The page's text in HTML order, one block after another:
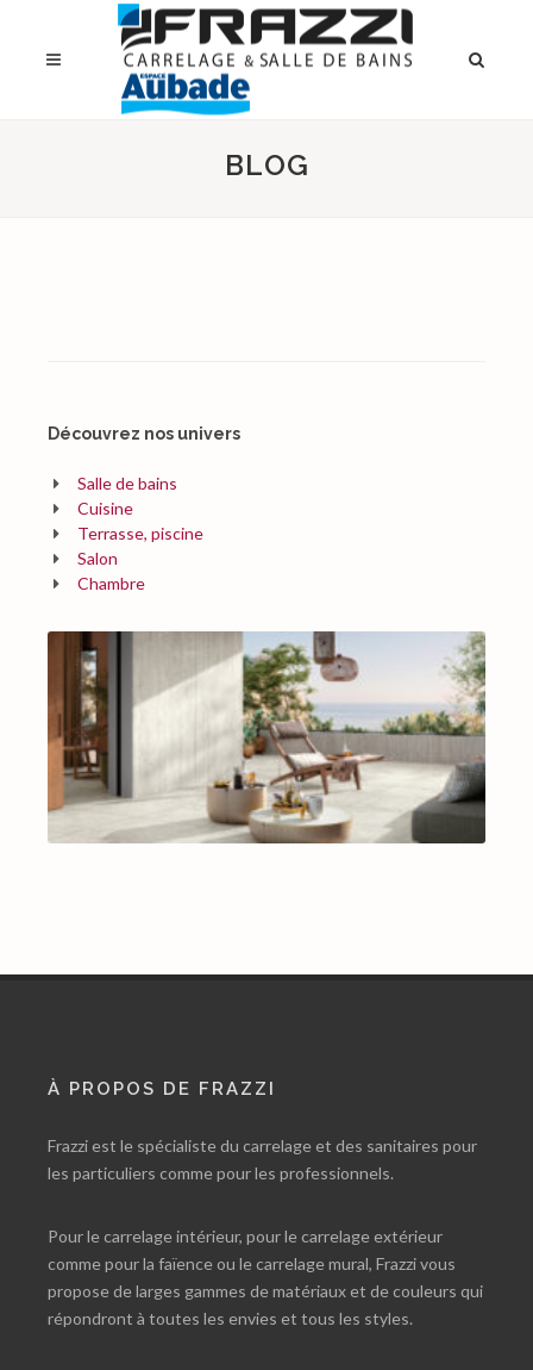
BLOG
Découvrez nos univers
Salle de bains
Cuisine
Terrasse, piscine
Salon
Chambre
À PROPOS DE FRAZZI
Frazzi est le spécialiste du carrelage et des sanitaires pour
les particuliers comme pour les professionnels.
Pour le carrelage intérieur, pour le carrelage extérieur
comme pour la faïence ou le carrelage mural, Frazzi vous
propose de larges gammes de matériaux et de couleurs qui
répondront à toutes les envies et tous les styles.